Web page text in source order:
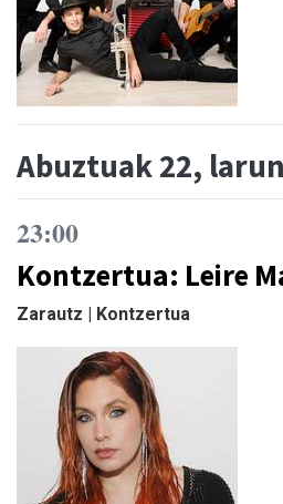
Abuztuak 22,
23:00
Kontzertua: Leire
Zarautz | Kontzertua